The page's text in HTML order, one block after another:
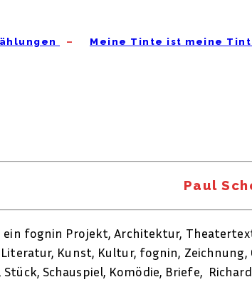
– Meine Tinte ist meine
Paul
ein fognin Projekt, Architektur,
Kunst, Kultur, fognin,
Schauspiel, Komödie, Briefe,